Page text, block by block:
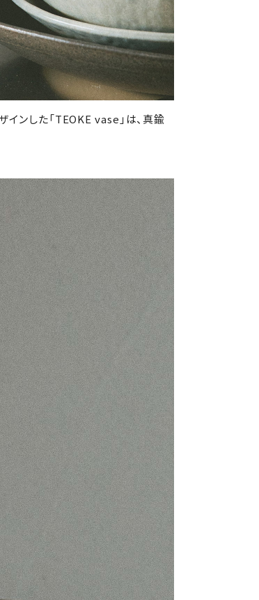
ンした「TEOKE vase」は、真鍮